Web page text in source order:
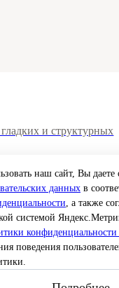
и структурных
© 2026 Interra Deco Group
на обработку персональных
Публичная оферта
Карта сайта
наш сайт, Вы даете
данных в
, а также
системой
поведения